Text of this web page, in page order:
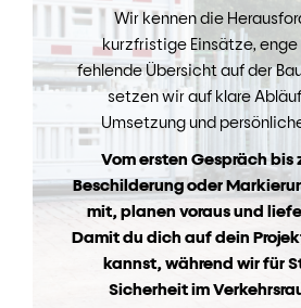
Wir kennen die
kurzfristige Einsätze,
fehlende Übersicht auf der
setzen wir auf klare
Umsetzung und
Vom ersten Gespräch bis
Beschilderung oder
mit, planen voraus und
Damit du dich auf dein
kannst, während wir für
Sicherheit im